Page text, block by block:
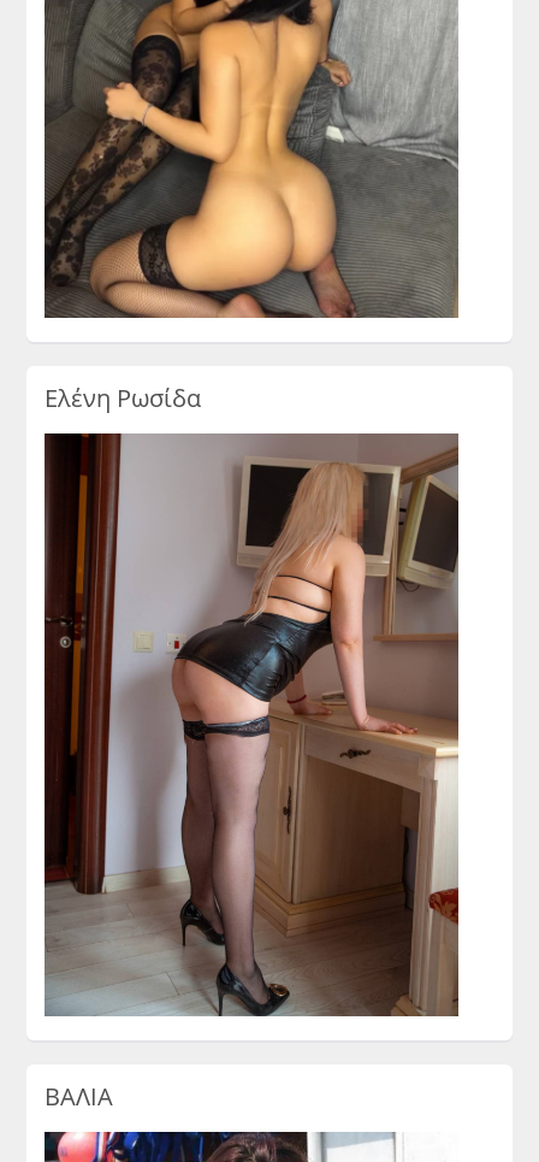
Ελένη Ρωσίδα
ΒΑΛΙΑ